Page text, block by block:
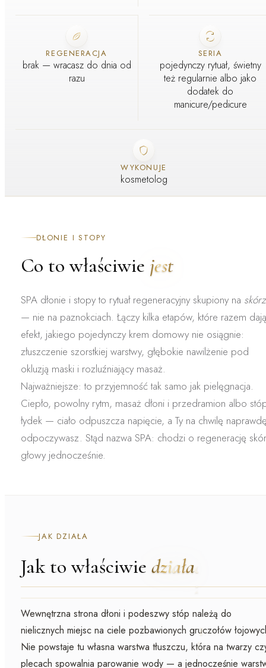
REGENERACJA
brak — wracasz do dnia od
razu
SERIA
pojedynczy rytuał, świetny
też regularnie albo jako
dodatek do
manicure/pedicure
WYKONUJE
kosmetolog
DŁONIE I STOPY
Co to właściwie jest
SPA dłonie i stopyto rytuał regeneracyjny skupiony na
— nie na paznokciach. Łączy kilka etapów, które razem dają
efekt, jakiego pojedynczy krem domowy nie osiągnie:
złuszczenie szorstkiej warstwy, głębokie nawilżenie pod
okluzją maski i rozluźniający masaż.
Najważniejsze: to przyjemność tak samo jak pielęgnacja.
Ciepło, powolny rytm, masaż dłoni i przedramion albo
łydek — ciało odpuszcza napięcie, a Ty na chwilę
odpoczywasz. Stąd nazwa SPA: chodzi o regenerację
głowy jednocześnie.
JAK DZIAŁA
Jak to właściwie działa
Wewnętrzna strona dłoni i podeszwy stóp należą do
nielicznych miejsc na ciele pozbawionych gruczołów
Nie powstaje tu własna warstwa tłuszczu, która na twarzy
plecach spowalnia parowanie wody — a jednocześnie